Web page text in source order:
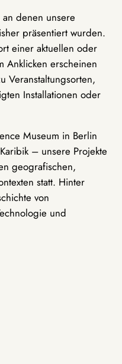
denen unsere
präsentiert wurden.
einer aktuellen oder
Anklicken erscheinen
Veranstaltungsorten,
Installationen oder
Museum in Berlin
– unsere Projekte
geografischen,
statt. Hinter
von
und